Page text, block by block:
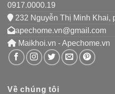
0917.0000.19
232 Nguyễn Thị Minh Khai,
apechome.vn@gmail.com
Maikhoi.vn - Apechome.vn
Về chúng tôi